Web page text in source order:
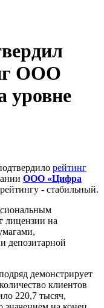
ООО
уровне
рейтинг
ООО «Цифра
- стабильный.
лицензии на
депозитарной
демонстрирует
клиентов
220,7 тысяч,